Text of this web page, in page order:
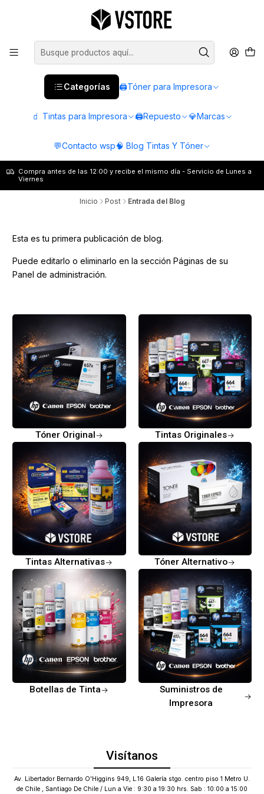
Categorías 🖨️Tóner para Impresora
🧃 Tintas para Impresora 🖨️Repuesto 💎Marcas
💬Contacto wsp🧠 Blog Tintas Y Tóner
Compra antes de las 12:00 y recibe el mismo día - Servicio de Lunes a
Viernes
Inicio Post Entrada del Blog
Esta es tu primera publicación de blog.
Puede editarlo o eliminarlo en la sección Páginas de su
Panel de administración.
Tóner Original Tintas Originales
Tintas Alternativas Tóner Alternativo
Botellas de Tinta
Suministros de
Impresora
Visítanos
Av. Libertador Bernardo O'Higgins 949, L.16 Galería stgo. centro piso 1 Metro U.
de Chile , Santiago De Chile / Lun a Vie : 9:30 a 19:30 hrs. Sab : 10:00 a 15:00